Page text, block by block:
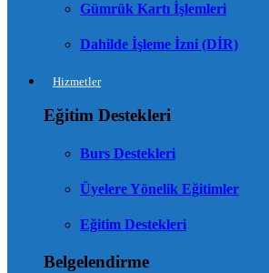
Gümrük Kartı İşlemleri
Dahilde İşleme İzni (DİR)
Hizmetler
Eğitim Destekleri
Burs Destekleri
Üyelere Yönelik Eğitimler
Eğitim Destekleri
Belgelendirme